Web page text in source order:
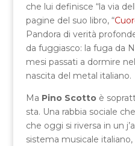
che lui definisce “la via
pagine del suo libro, “
Pandora di verità
da fuggiasco: la fuga da
mesi passati a dormire
nascita del metal italiano.
Ma Pino Scottoè
sta. Una rabbia sociale
che oggi si riversa in un
sistema musicale italiano,